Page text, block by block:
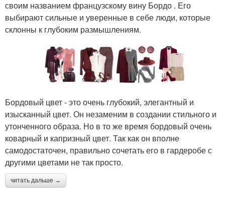
своим названием французскому вину Бордо . Его
выбирают сильные и уверенные в себе люди, которые
склонны к глубоким размышлениям.
Бордовый цвет - это очень глубокий, элегантный и
изысканный цвет. Он незаменим в создании стильного и
утонченного образа. Но в то же время бордовый очень
коварный и капризный цвет. Так как он вполне
самодостаточен, правильно сочетать его в гардеробе с
другими цветами не так просто.
читать дальше →